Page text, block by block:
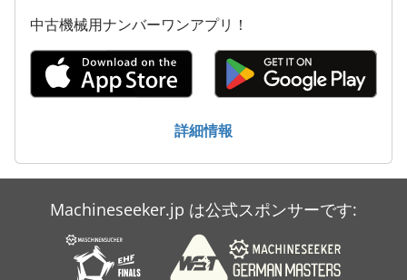
中古機械用ナンバーワンアプリ！
詳細情報
Machineseeker.jp は公式スポンサーです: